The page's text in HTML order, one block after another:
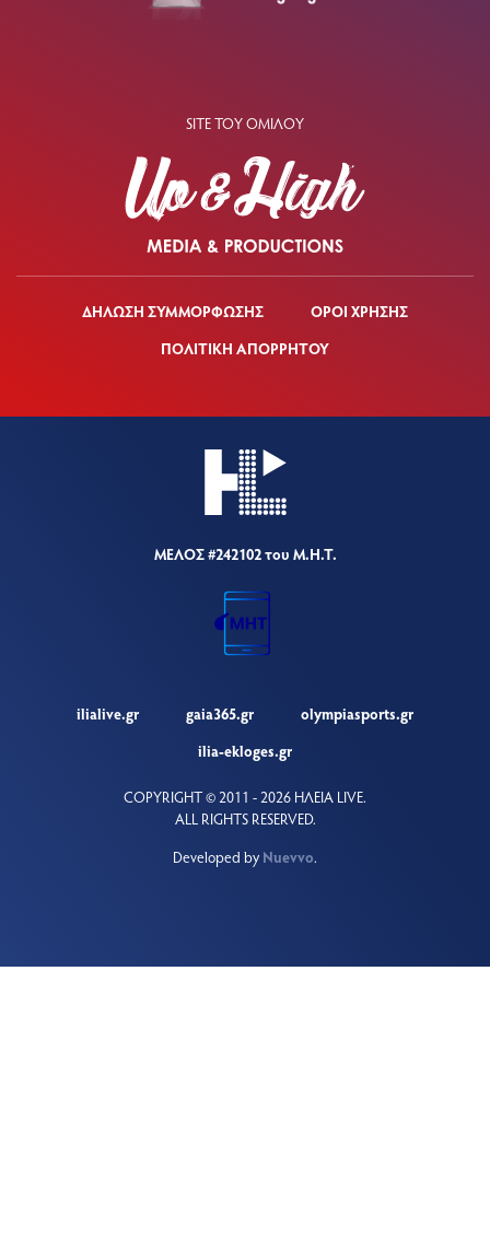
SITE ΤΟΥ ΟΜΙΛΟΥ
ΔΗΛΩΣΗ ΣΥΜΜΟΡΦΩΣΗΣ
ΟΡΟΙ ΧΡΗΣΗΣ
ΠΟΛΙΤΙΚΗ ΑΠΟΡΡΗΤΟΥ
ΜΕΛΟΣ #242102 του Μ.Η.Τ.
ilialive.gr gaia365.gr
olympiasports.gr
ilia-ekloges.gr
COPYRIGHT © 2011 - 2026 ΗΛΕΙΑ LIVE.
ALL RIGHTS RESERVED.
Developed by Nuevvo.